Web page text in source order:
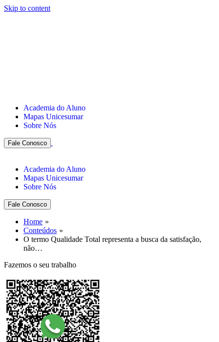
Skip to content
Academia do Aluno
Mapas Unicesumar
Sobre Nós
Fale Conosco
Academia do Aluno
Mapas Unicesumar
Sobre Nós
Fale Conosco
Home
Conteúdos
O termo Qualidade Total representa a busca da satisfação,
não…
Fazemos o seu trabalho